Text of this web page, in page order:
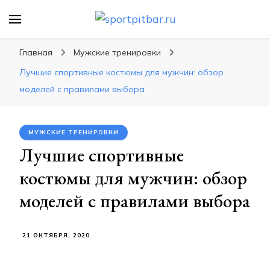
спортивных упражнения, правильные
диеты, программы тренировок
Главная
Мужские тренировки
Лучшие спортивные костюмы для мужчин: обзор
моделей с правилами выбора
МУЖСКИЕ ТРЕНИРОВКИ
Лучшие спортивные
костюмы для мужчин: обзор
моделей с правилами выбора
21 ОКТЯБРЯ, 2020